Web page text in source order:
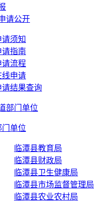
请公开
请须知
请指南
请流程
线申请
请结果查询
部门单位
门单位
临潭县教育局
临潭县财政局
临潭县卫生健康局
临潭县市场监督管理局
临潭县农业农村局